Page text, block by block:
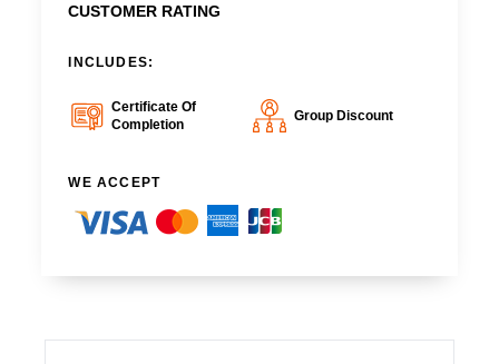
CUSTOMER RATING
INCLUDES:
Certificate Of
Completion
Group Discount
WE ACCEPT